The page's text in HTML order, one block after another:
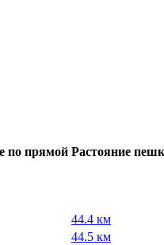
по прямой Растояние
44.4 км
44.5 км